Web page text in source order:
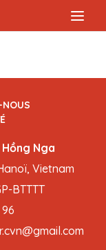
NOUS
Nga
Vietnam
BTTTT